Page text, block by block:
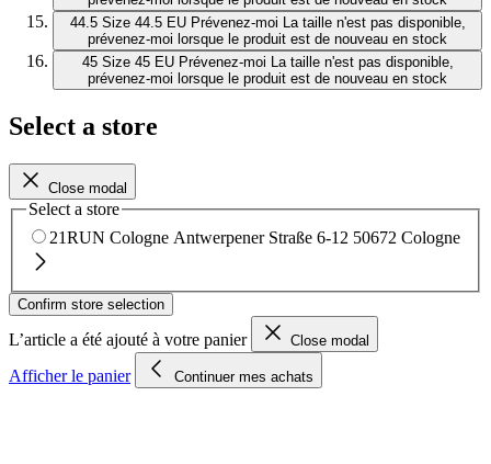
44.5 Size 44.5 EU Prévenez-moi La taille n'est pas disponible,
prévenez-moi lorsque le produit est de nouveau en stock
45 Size 45 EU Prévenez-moi La taille n'est pas disponible,
prévenez-moi lorsque le produit est de nouveau en stock
Select a store
Close modal
Select a store
21RUN Cologne Antwerpener Straße 6-12 50672 Cologne
Confirm store selection
L’article a été ajouté à votre panier Close modal
Afficher le panier Continuer mes achats